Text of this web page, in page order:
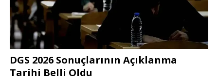
DGS 2026 Sonuçlarının Açıklanma
Tarihi Belli Oldu